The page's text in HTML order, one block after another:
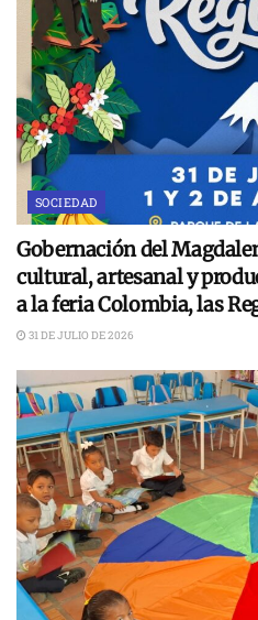
SOCIEDAD
Gobernación del
cultural, artesanal y
a la feria Colombia, las
31 DE JULIO DE 2026